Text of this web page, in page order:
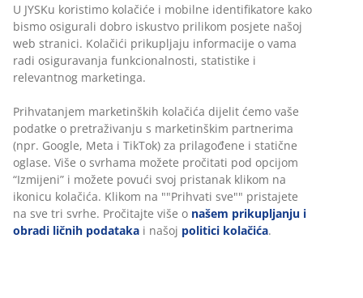
U JYSKu koristimo kolačiće i mobilne identifikatore kako
bismo osigurali dobro iskustvo prilikom posjete našoj
web stranici. Kolačići prikupljaju informacije o vama
radi osiguravanja funkcionalnosti, statistike i
relevantnog marketinga.
Prihvatanjem marketinških kolačića dijelit ćemo vaše
podatke o pretraživanju s marketinškim partnerima
(npr. Google, Meta i TikTok) za prilagođene i statične
oglase. Više o svrhama možete pročitati pod opcijom
“Izmijeni” i možete povući svoj pristanak klikom na
ikonicu kolačića. Klikom na ""Prihvati sve"" pristajete
na sve tri svrhe. Pročitajte više o našem prikupljanju i
obradi ličnih podataka i našoj politici kolačića.